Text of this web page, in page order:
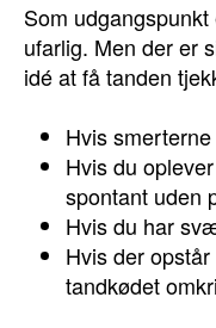
Som
ufarlig. Men der er
idé at få tanden
Hvis
Hvis du
spontant uden
Hvis du har
Hvis der
tandkødet